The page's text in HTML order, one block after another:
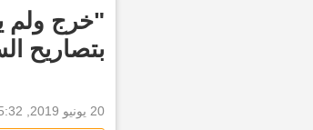
"خرج ولم
بتصاريح
20 يونيو 2019, 15:32 GMT